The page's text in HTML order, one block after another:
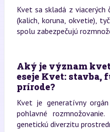
Kvet sa skladá z
(kalich, koruna, okvetie),
spolu zabezpečujú
Aký je význam
eseje Kvet: stavba,
prírode?
Kvet je generatívny
pohlavné
genetickú diverzitu